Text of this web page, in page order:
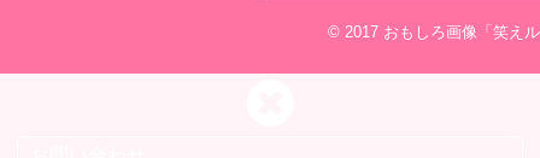
© 2017 おもしろ画像「笑え